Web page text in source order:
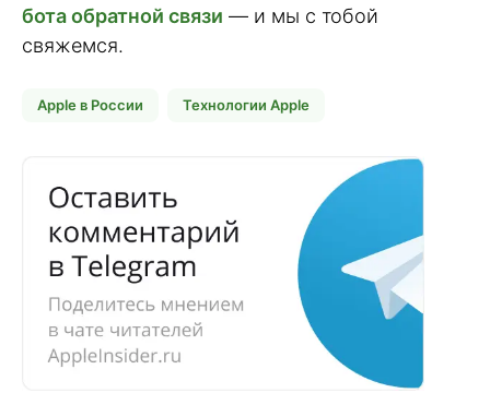
бота обратной связи — и мы с тобой
свяжемся.
Apple в России Технологии Apple